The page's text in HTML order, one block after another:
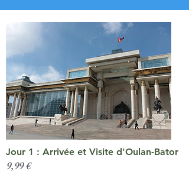
Jour 1 : Arrivée et Visite d'Oulan-Bator
9,99 €